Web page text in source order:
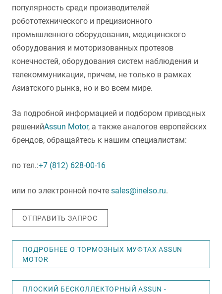
популярность среди производителей
робототехнического и прецизионного
промышленного оборудования, медицинского
оборудования и моторизованных протезов
конечностей, оборудования систем наблюдения и
телекоммуникации, причем, не только в рамках
Азиатского рынка, но и во всем мире.
За подробной информацией и подбором приводных
решенийAssun Motor, а также аналогов европейских
брендов, обращайтесь к нашим специалистам:
по тел.:+7 (812) 628-00-16
или по электронной почте sales@inelso.ru.
ОТПРАВИТЬ ЗАПРОС
ПОДРОБНЕЕ О ТОРМОЗНЫХ МУФТАХ ASSUN
MOTOR
ПЛОСКИЙ БЕСКОЛЛЕКТОРНЫЙ ASSUN -